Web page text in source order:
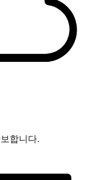
합니다.